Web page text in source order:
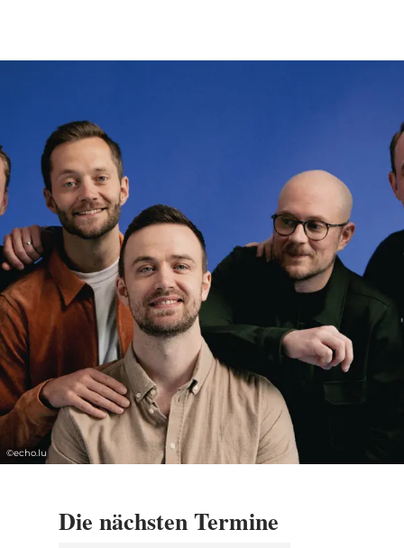
Mitglieder von
Whirlpool filmten. Der Clip wurde bei TikTok
hochgeladen und verbreitete sich wie ein
Lauffeuer.
Die jungen Väter aus Skellefteå,
Nordschweden, wurden über Nacht bekannt,
ihr erstes Video wurde mittlerweile über 23
Millionen Mal gesehen. Sie covern bekannte
Songs und machen mit ihrem Talent und
ihrer Leidenschaft für Musik einzigartige und
gefühlvolle Versionen daraus. Oftmals im
Wohnzimmer gefilmt, mit ihren Kindern auf
dem Schoß, die sichtlich die schönen
©echo.lu
Die nächsten Termine